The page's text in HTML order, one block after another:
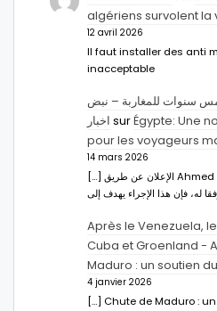
algériens survolent la
12 avril 2026
Il faut installer des anti
inacceptable
سنوات للمغاربة – نبض
اخبار surÉgypte: Une
pour les voyageurs
14 mars 2026
[…] الإعلان عن طريق Ahmed Abdel-Latifسفير مصر بالرباط.
Après le Venezuela,
Cuba et Groenland -
Maduro : un soutien
4 janvier 2026
[…] Chute de Maduro :